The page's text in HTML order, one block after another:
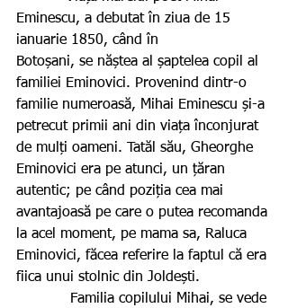
Eminescu, a debutat în ziua de 15
ianuarie 1850, când în
Botoșani, se năștea al șaptelea copil al
familiei Eminovici. Provenind dintr-o
familie numeroasă, Mihai Eminescu și-a
petrecut primii ani din viața înconjurat
de mulți oameni. Tatăl său, Gheorghe
Eminovici era pe atunci, un țăran
autentic; pe când poziția cea mai
avantajoasă pe care o putea recomanda
la acel moment, pe mama sa, Raluca
Eminovici, făcea referire la faptul că era
fiica unui stolnic din Joldești.